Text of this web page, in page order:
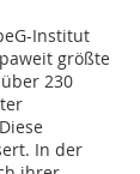
Institut
größte
230
In der